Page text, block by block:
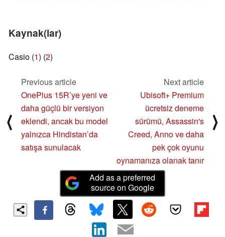
Kaynak(lar)
Casio (1) (2)
⟨
Previous article
OnePlus 15R’ye yeni ve
daha güçlü bir versiyon
eklendi, ancak bu model
yalnızca Hindistan’da
satışa sunulacak
Next article
Ubisoft+ Premium
ücretsiz deneme
sürümü, Assassin's
Creed, Anno ve daha
pek çok oyunu
oynamanıza olanak tanır
⟩
Add as a preferred
source on Google